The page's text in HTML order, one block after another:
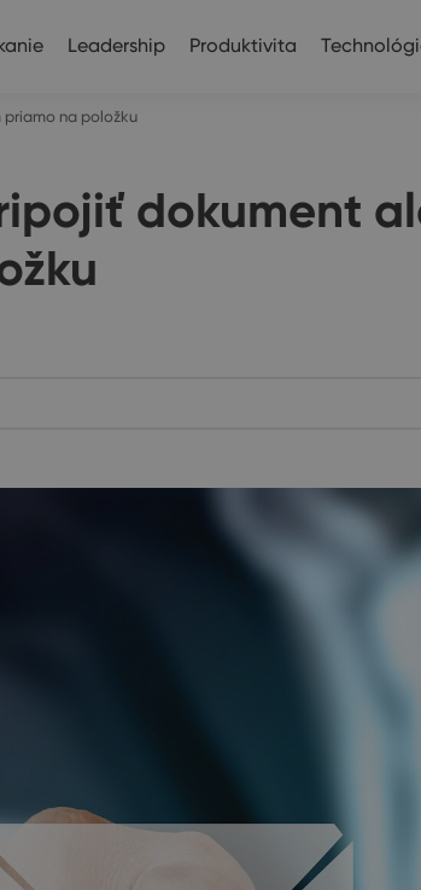
Leadership Produktivita
na položku
dokument